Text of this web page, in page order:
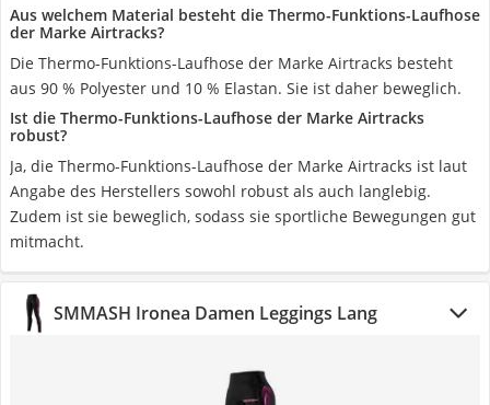
Aus welchem Material besteht die Thermo-Funktions-Laufhose
der Marke Airtracks?
Die Thermo-Funktions-Laufhose der Marke Airtracks besteht
aus 90 % Polyester und 10 % Elastan. Sie ist daher beweglich.
Ist die Thermo-Funktions-Laufhose der Marke Airtracks
robust?
Ja, die Thermo-Funktions-Laufhose der Marke Airtracks ist laut
Angabe des Herstellers sowohl robust als auch langlebig.
Zudem ist sie beweglich, sodass sie sportliche Bewegungen gut
mitmacht.
SMMASH Ironea Damen Leggings Lang